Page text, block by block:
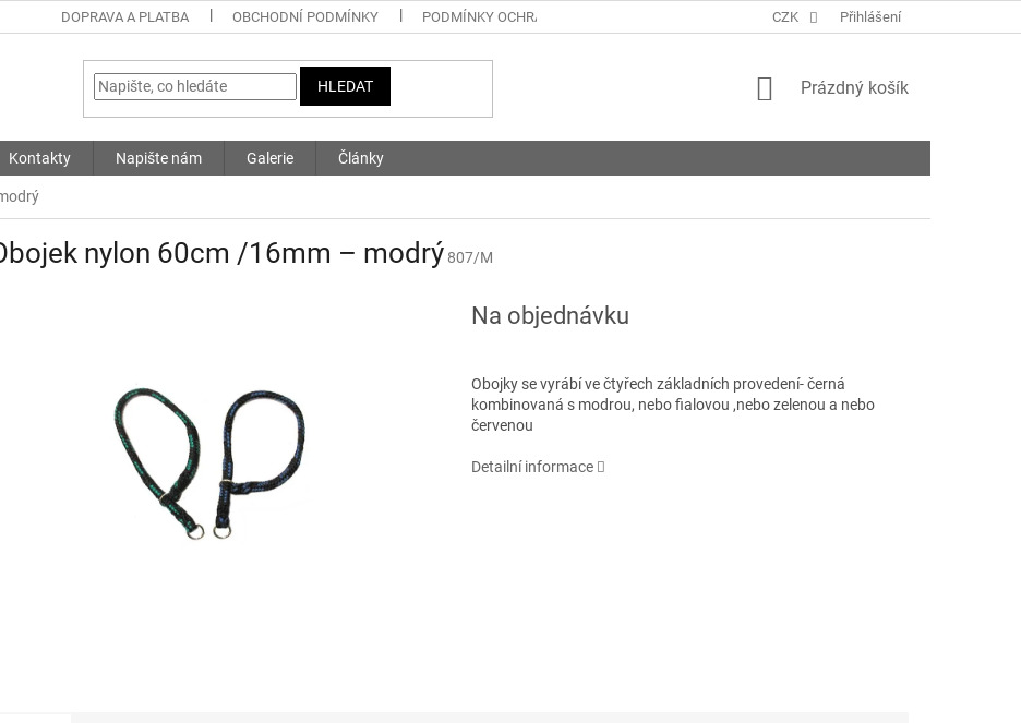
DOPRAVA A PLATBA OBCHODNÍ PODMÍNKY PODMÍNKY OCHRANY OSOBNÍCH ÚDAJŮ KONTAKTY NAPIŠTE NÁM
CZK Přihlášení
HLEDAT
NÁKUPNÍ
Prázdný košík
Kontakty Napište nám Galerie Články
nylon 60cm /16mm – modrý 807/M
Na objednávku
Obojky se vyrábí ve čtyřech základních provedení- černá
kombinovaná s modrou, nebo fialovou ,nebo zelenou a nebo
červenou
Detailní informace